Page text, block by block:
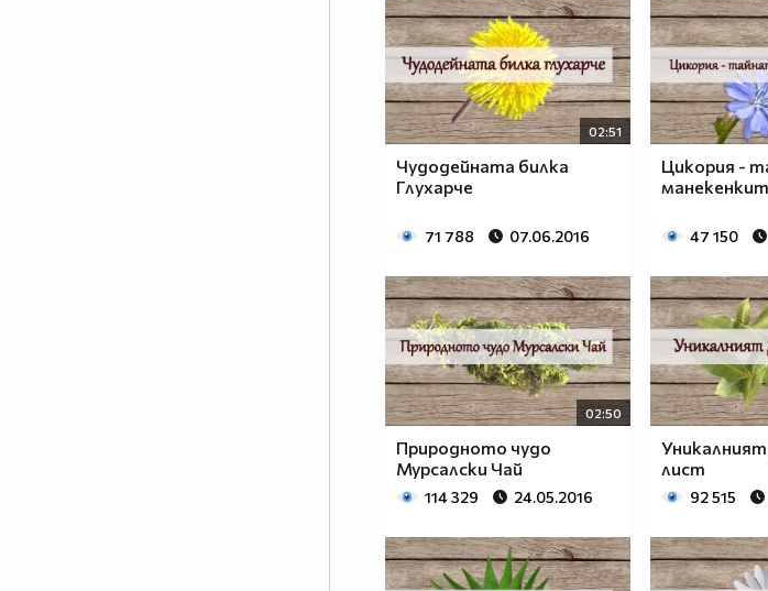
02:51
Чудодейната билка
Глухарче
71 788 07.06.2016
Цикория -
47 150
02:50
Природното чудо
Мурсалски Чай
114 329 24.05.2016
лист
92 515